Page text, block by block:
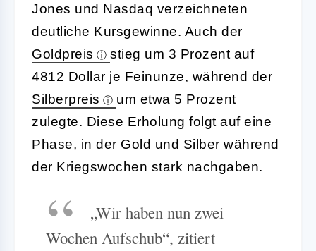
Jones und Nasdaq verzeichneten
deutliche Kursgewinne. Auch der
Goldpreis
stieg um 3 Prozent auf
4812 Dollar je Feinunze, während der
Silberpreis
um etwa 5 Prozent
zulegte. Diese Erholung folgt auf eine
Phase, in der Gold und Silber während
der Kriegswochen stark nachgaben.
„Wir haben nun zwei
Wochen Aufschub“, zitiert